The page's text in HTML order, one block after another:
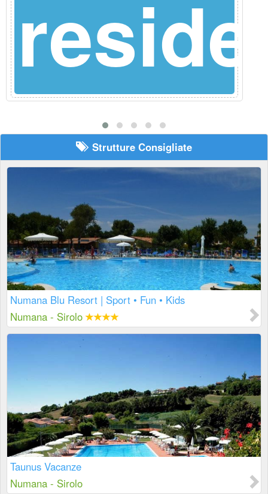
Strutture Consigliate
Numana Blu Resort | Sport • Fun • Kids
Numana - Sirolo
Taunus Vacanze
Numana - Sirolo